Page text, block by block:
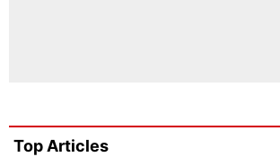
Top Articles